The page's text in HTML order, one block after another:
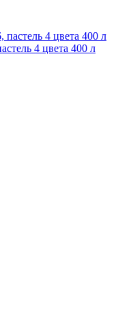
4 цвета 400 л